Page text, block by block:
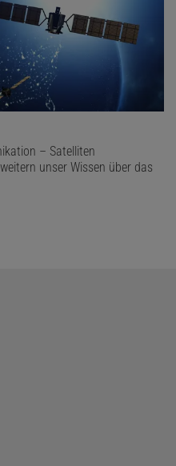
– Satelliten
unser Wissen über das